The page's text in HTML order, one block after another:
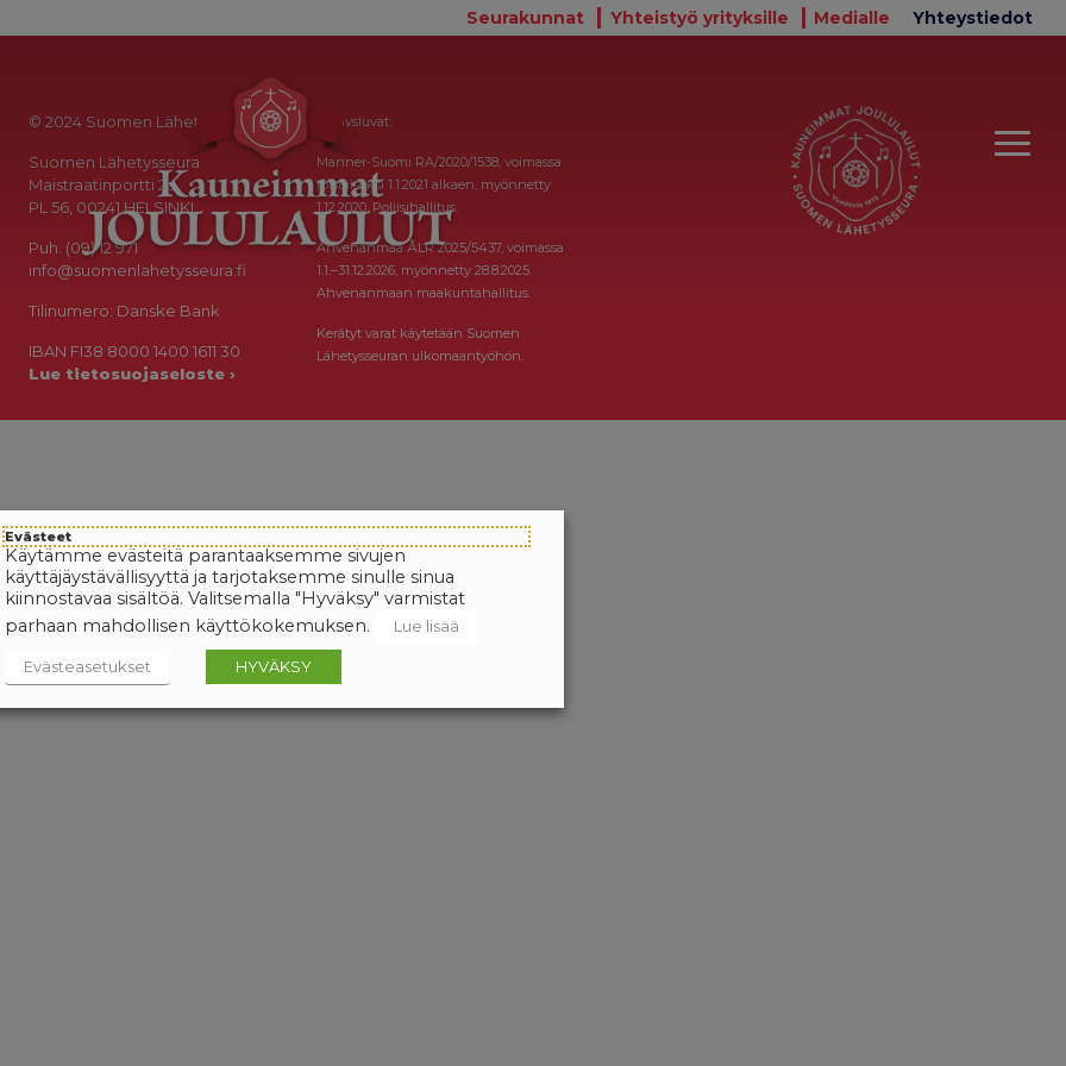
Seurakunnat Yhteistyö yrityksille Medialle Yhteystiedot
© 2024 Suomen Lähetysseura
Suomen Lähetysseura
Maistraatinportti 2a
PL 56, 00241 HELSINKI
Puh. (09) 12 971
info@suomenlahetysseura.fi
Tilinumero: Danske Bank
IBAN FI38 8000 1400 1611 30
Lue tietosuojaseloste ›
Keräysluvat:
Manner-Suomi RA/2020/1538, voimassa
toistaiseksi 1.1.2021 alkaen, myönnetty
1.12.2020, Poliisihallitus.
Ahvenanmaa ÅLR 2025/5437, voimassa
1.1.–31.12.2026, myönnetty 28.8.2025
Ahvenanmaan maakuntahallitus.
Kerätyt varat käytetään Suomen
Lähetysseuran ulkomaantyöhön.
Evästeet
Käytämme evästeitä parantaaksemme sivujen
käyttäjäystävällisyyttä ja tarjotaksemme sinulle sinua
kiinnostavaa sisältöä. Valitsemalla "Hyväksy" varmistat
parhaan mahdollisen käyttökokemuksen.
Lue lisää
Evästeasetukset HYVÄKSY